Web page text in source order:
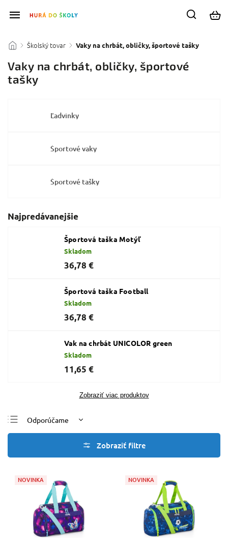
/ Školský tovar / Vaky na chrbát, obličky, športové tašky
Vaky na chrbát, obličky, športové
tašky
Ľadvinky
Športové vaky
Športové tašky
Najpredávanejšie
Športová taška Motýľ
Skladom
36,78 €
Športová taška Football
Skladom
36,78 €
Vak na chrbát UNICOLOR green
Skladom
11,65 €
Zobraziť viac produktov
Odporúčame
Najlacnejšie
Abecedne
NOVINKA NOVINKA